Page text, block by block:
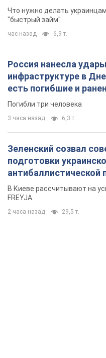
Что нужно делать
"быстрый займ"
час назад 6,9 т.
Россия нанесла
инфраструктуре в
есть погибшие и
Погибли три человека
3 часа назад 6,3 т.
Зеленский созвал
подготовки
антибаллистической
решения готовятся
В Киеве рассчитывают на
FREYJA
2 часа назад 29,5 т.